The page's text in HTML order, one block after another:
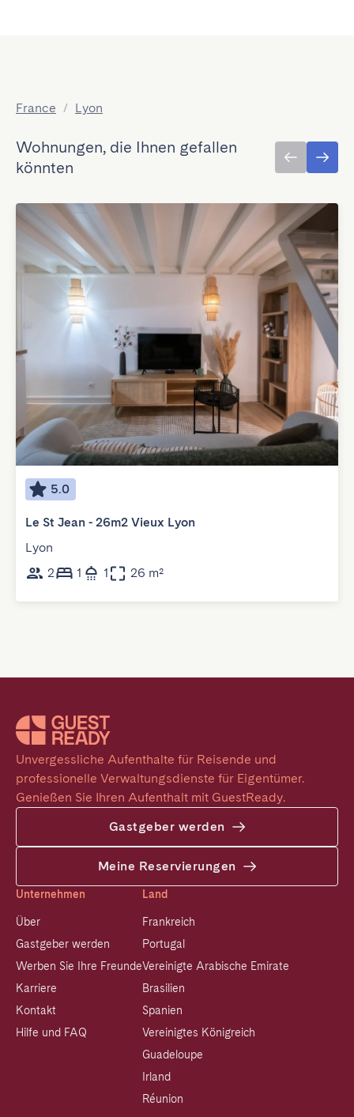
France / Lyon
Wohnungen, die Ihnen gefallen
könnten
5.0
Le St Jean - 26m2 Vieux Lyon
Lyon
2
1 1 26 m²
Unvergessliche Aufenthalte für Reisende und
professionelle Verwaltungsdienste für Eigentümer.
Genießen Sie Ihren Aufenthalt mit GuestReady.
Gastgeber werden
Meine Reservierungen
Unternehmen
Über
Gastgeber werden
Werben Sie Ihre Freunde
Karriere
Kontakt
Hilfe und FAQ
Land
Frankreich
Portugal
Vereinigte Arabische Emirate
Brasilien
Spanien
Vereinigtes Königreich
Guadeloupe
Irland
Réunion